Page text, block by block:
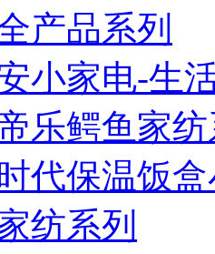
产品系列
小家电-生
乐鳄鱼家
代保温饭
纺系列